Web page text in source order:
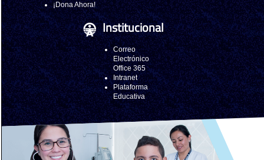
¡Dona Ahora!
Institucional
Correo
Electrónico
Office 365
Intranet
Plataforma
Educativa